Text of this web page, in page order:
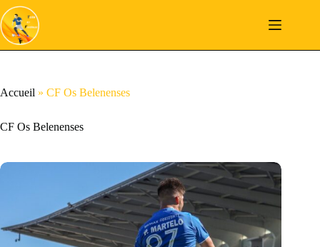
Passer
au
contenu
Accueil » CF Os Belenenses
CF Os Belenenses